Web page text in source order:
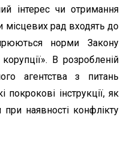
інтерес чи отримання
місцевих рад входять до
норми Закону
В розробленій
агентства з питань
покрокові інструкції, як
наявності конфлікту